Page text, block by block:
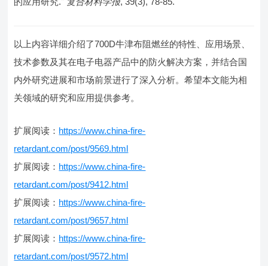
以上内容详细介绍了700D牛津布阻燃丝的特性、应用场景、
技术参数及其在电子电器产品中的防火解决方案，并结合国
内外研究进展和市场前景进行了深入分析。希望本文能为相
关领域的研究和应用提供参考。
扩展阅读： https://www.china-fire-
retardant.com/post/9569.html
扩展阅读： https://www.china-fire-
retardant.com/post/9412.html
扩展阅读： https://www.china-fire-
retardant.com/post/9657.html
扩展阅读： https://www.china-fire-
retardant.com/post/9572.html